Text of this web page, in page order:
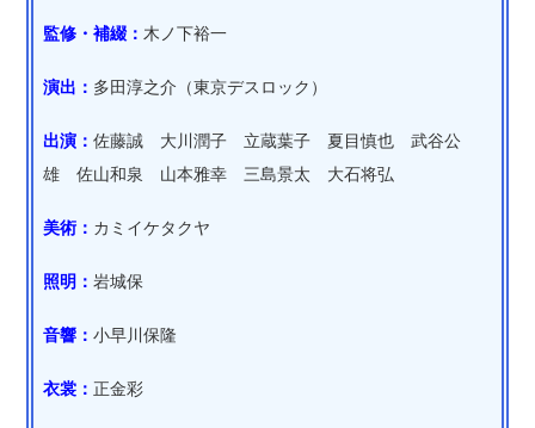
監修・補綴：木ノ下裕一
演出： 多田淳之介（東京デスロック）
出演：佐藤誠 大川潤子 立蔵葉子 夏目慎也 武谷公
雄 佐山和泉 山本雅幸 三島景太 大石将弘
美術： カミイケタクヤ
照明：岩城保
音響：小早川保隆
衣裳：正金彩